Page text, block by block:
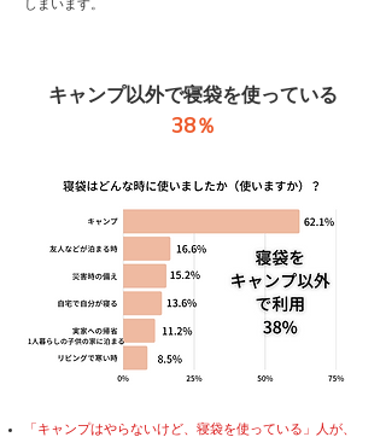
しまいます。
キャンプ以外で寝袋を使っている
38％
「キャンプはやらないけど、寝袋を使っている」人が、